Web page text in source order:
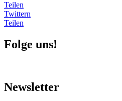
Teilen
Twittern
Teilen
Folge uns!
Newsletter